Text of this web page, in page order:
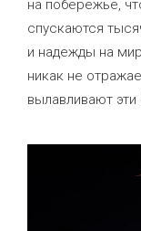
на побережье,
спускаются
и надежды на
никак не
вылавливают